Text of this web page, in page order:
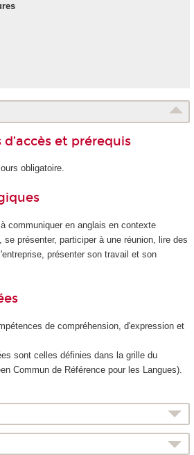
et prérequis
obligatoire.
communiquer en anglais en contexte
présenter, participer à une réunion, lire des
présenter son travail et son
de compréhension, d'expression et
sont celles définies dans la grille du
Commun de Référence pour les Langues).